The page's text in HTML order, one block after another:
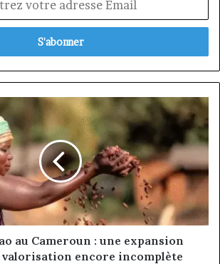
au Cameroun : une expansion
valorisation encore incomplète